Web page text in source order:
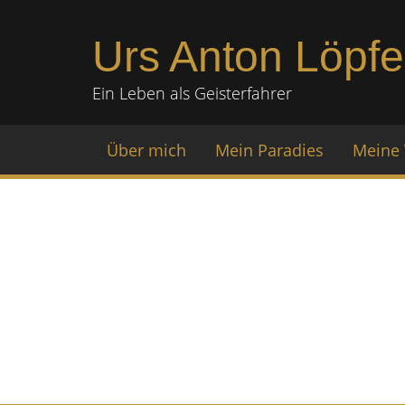
Urs Anton Löpfe
Ein Leben als Geisterfahrer
Über mich Mein Paradies